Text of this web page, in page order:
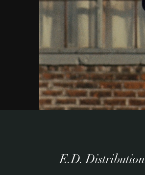
E.D. Distribution